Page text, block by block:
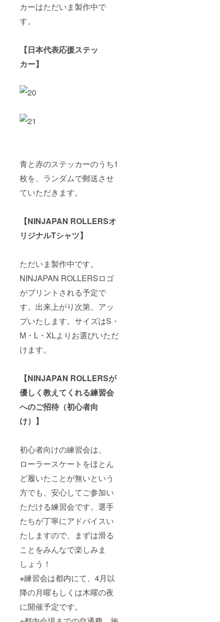
カーはただいま製作中で
す。
【日本代表応援ステッ
カー】
青と赤のステッカーのうち1
枚を、ランダムで郵送させ
ていただきます。
【NINJAPAN ROLLERSオ
リジナルTシャツ】
ただいま製作中です。
NINJAPAN ROLLERSロゴ
がプリントされる予定で
す。出来上がり次第、アッ
プいたします。サイズはS・
M・L・XLよりお選びいただ
けます。
【NINJAPAN ROLLERSが
優しく教えてくれる練習会
へのご招待（初心者向
け）】
初心者向けの練習会は、
ローラースケートをほとん
ど履いたことが無いという
方でも、安心してご参加い
ただける練習会です。選手
たちが丁寧にアドバイスい
たしますので、まずは滑る
ことをみんなで楽しみま
しょう！
※練習会は都内にて、4月以
降の月曜もしくは木曜の夜
に開催予定です。